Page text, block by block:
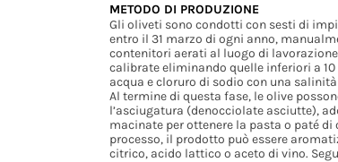
METODO DI PRODUZIONE
Gli oliveti sono condotti con sesti di
entro il 31 marzo di ogni anno,
contenitori aerati al luogo di
calibrate eliminando quelle inferiori a
acqua e cloruro di sodio con una
Al termine di questa fase, le olive
l’asciugatura (denocciolate asciutte),
macinate per ottenere la pasta o paté
processo, il prodotto può essere
citrico, acido lattico o aceto di vino.